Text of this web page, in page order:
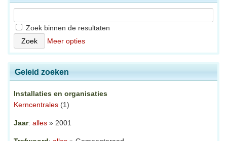
Zoek binnen de resultaten
Meer opties
Geleid zoeken
Installaties en organisaties
Kerncentrales (1)
Jaar: alles » 2001